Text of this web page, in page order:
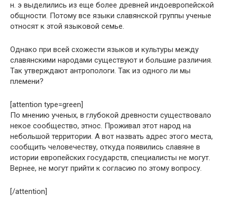
н. э выделились из еще более древней индоевропейской
общности. Потому все языки славянской группы ученые
относят к этой языковой семье.
Однако при всей схожести языков и культуры между
славянскими народами существуют и большие различия.
Так утверждают антропологи. Так из одного ли мы
племени?
[attention type=green]
По мнению ученых, в глубокой древности существовало
некое сообщество, этнос. Проживал этот народ на
небольшой территории. А вот назвать адрес этого места,
сообщить человечеству, откуда появились славяне в
истории европейских государств, специалисты не могут.
Вернее, не могут прийти к согласию по этому вопросу.
[/attention]